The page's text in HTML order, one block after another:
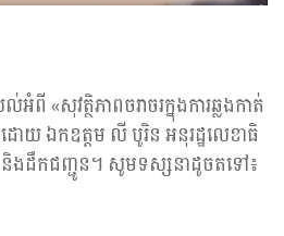
ពី «សុវត្ថិភាពចរាចរក្នុងការឆ្លងកាត់
ដោយ ឯកឧត្តម លី បូរិន អនុរដ្ឋលេខាធិ
និងដឹកជញ្ជូន។ សូមទស្សនាដូចតទៅ៖